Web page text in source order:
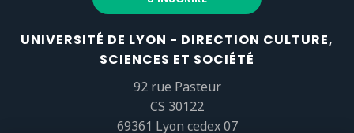
UNIVERSITÉ DE LYON - DIRECTION CULTURE,
SCIENCES ET SOCIÉTÉ
92 rue Pasteur
CS 30122
69361 Lyon cedex 07